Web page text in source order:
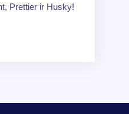
Prettier ir Husky!